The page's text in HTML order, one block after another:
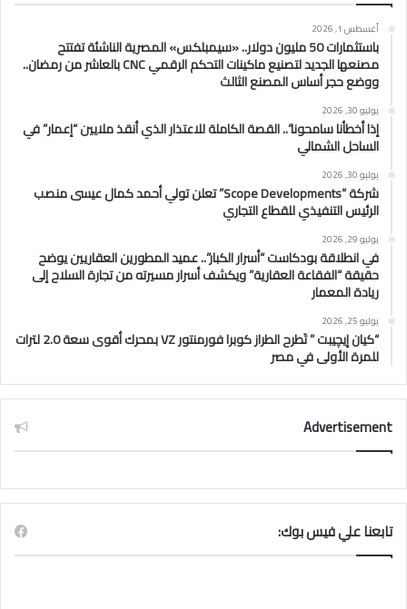
أغسطس 1, 2026
باستثمارات 50 مليون دولار.. «سيمبلكس» المصرية الناشئة تفتتح
مصنعها الجديد لتصنيع ماكينات التحكم الرقمي CNC بالعاشر من رمضان..
ووضع حجر أساس المصنع الثالث
يوليو 30, 2026
إذا أخطأنا سامحونا”.. القصة الكاملة للاعتذار الذي أنقذ ملايين “إعمار” في
الساحل الشمالي
يوليو 30, 2026
شركة “Scope Developments” تعلن تولي أحمد كمال عيسى منصب
الرئيس التنفيذي للقطاع التجاري
يوليو 29, 2026
في انطلاقة بودكاست “أسرار الكبار”.. عميد المطورين العقاريين يوضح
حقيقة “الفقاعة العقارية” ويكشف أسرار مسيرته من تجارة السلاح إلى
ريادة المعمار
يوليو 25, 2026
“كيان إيچيبت ” تَطرح الطراز كوبرا فورمنتور VZ بمحرك أقوى سعة 2.0 لترات
للمرة الأولى في مصر
Advertisement
تابعنا علي فيس بوك: